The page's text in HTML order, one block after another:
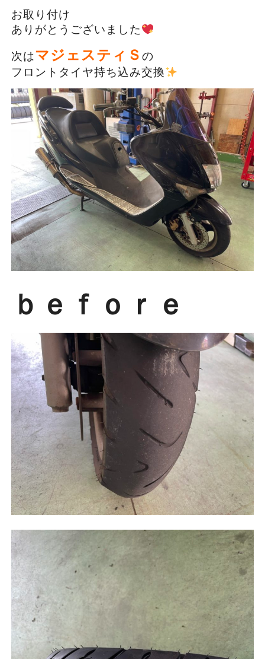
お取り付け
ありがとうございました
次はマジェスティＳ の
フロントタイヤ持ち込み交換
ｂｅｆｏｒｅ